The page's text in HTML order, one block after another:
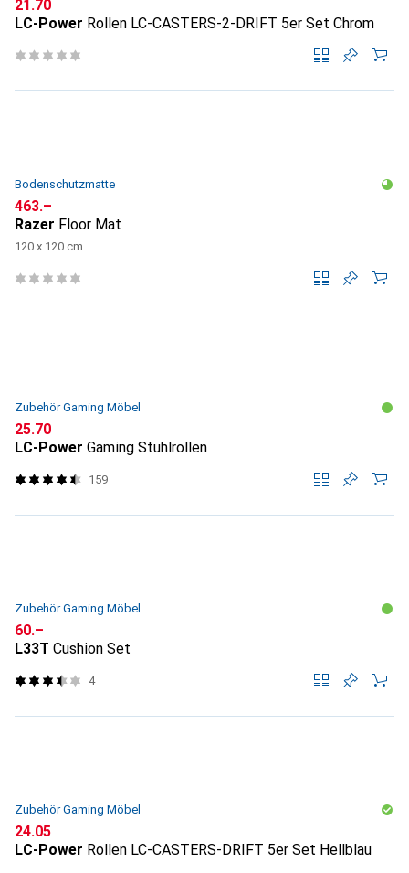
CHF
21.70
LC-Power Rollen LC-CASTERS-2-DRIFT 5er Set Chrom
Bodenschutzmatte
CHF
463.–
Razer Floor Mat
120 x 120 cm
Zubehör Gaming Möbel
CHF
25.70
LC-Power Gaming Stuhlrollen
159
Zubehör Gaming Möbel
CHF
60.–
L33T Cushion Set
4
Zubehör Gaming Möbel
CHF
24.05
LC-Power Rollen LC-CASTERS-DRIFT 5er Set Hellblau